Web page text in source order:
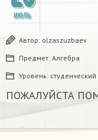
ИЮЛЬ
Автор: olzaszuzbaev
Предмет: Алгебра
Уровень: студенческий
ПОЖАЛУЙСТА